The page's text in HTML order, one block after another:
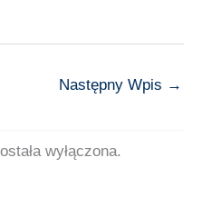
Następny Wpis →
wyłączona.